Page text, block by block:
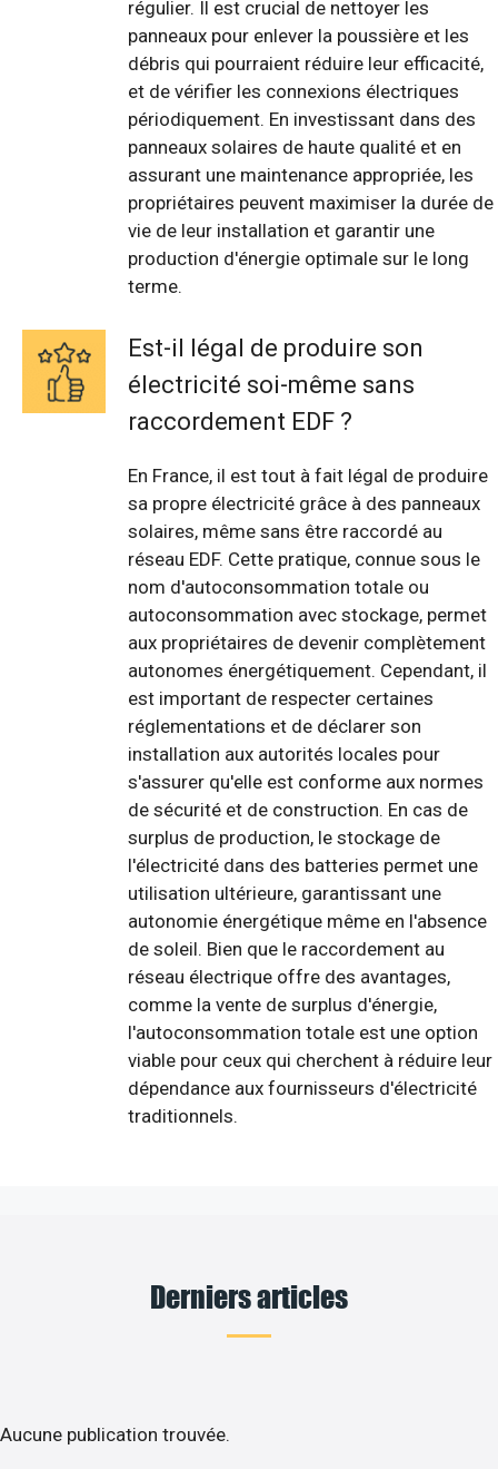
régulier. Il est crucial de nettoyer les
panneaux pour enlever la poussière et les
débris qui pourraient réduire leur efficacité,
et de vérifier les connexions électriques
périodiquement. En investissant dans des
panneaux solaires de haute qualité et en
assurant une maintenance appropriée, les
propriétaires peuvent maximiser la durée de
vie de leur installation et garantir une
production d'énergie optimale sur le long
terme.
Est-il légal de produire son
électricité soi-même sans
raccordement EDF ?
En France, il est tout à fait légal de produire
sa propre électricité grâce à des panneaux
solaires, même sans être raccordé au
réseau EDF. Cette pratique, connue sous le
nom d'autoconsommation totale ou
autoconsommation avec stockage, permet
aux propriétaires de devenir complètement
autonomes énergétiquement. Cependant, il
est important de respecter certaines
réglementations et de déclarer son
installation aux autorités locales pour
s'assurer qu'elle est conforme aux normes
de sécurité et de construction. En cas de
surplus de production, le stockage de
l'électricité dans des batteries permet une
utilisation ultérieure, garantissant une
autonomie énergétique même en l'absence
de soleil. Bien que le raccordement au
réseau électrique offre des avantages,
comme la vente de surplus d'énergie,
l'autoconsommation totale est une option
viable pour ceux qui cherchent à réduire leur
dépendance aux fournisseurs d'électricité
traditionnels.
Derniers articles
Aucune publication trouvée.